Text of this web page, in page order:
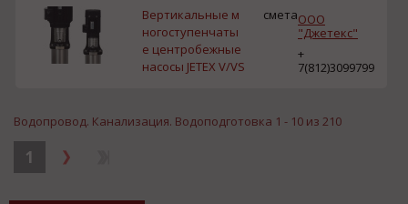
Вертикальные м
ногоступенчаты
е центробежные
насосы JETEX V/VS
сметаООО
"Джетекс"
+
7(812)3099799
Водопровод. Канализация. Водоподготовка 1 - 10 из 210
1